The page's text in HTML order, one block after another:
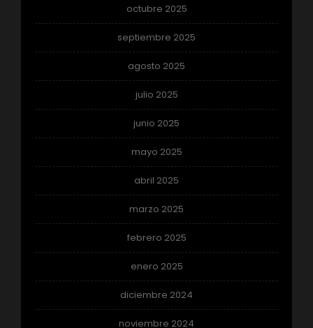
octubre 2025
septiembre 2025
agosto 2025
julio 2025
junio 2025
mayo 2025
abril 2025
marzo 2025
febrero 2025
enero 2025
diciembre 2024
noviembre 2024